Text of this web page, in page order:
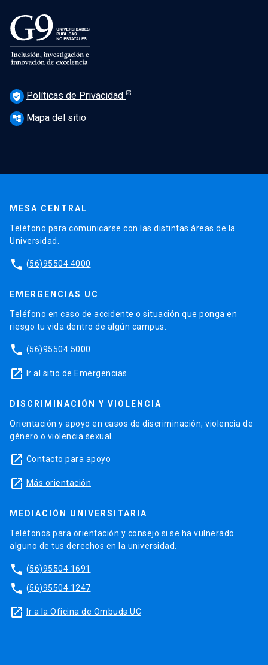
verified_user Políticas de Privacidad
account_tree Mapa del sitio
MESA CENTRAL
Teléfono para comunicarse con las distintas áreas de la
Universidad.
phone (56)95504 4000
EMERGENCIAS UC
Teléfono en caso de accidente o situación que ponga en
riesgo tu vida dentro de algún campus.
phone (56)95504 5000
launch Ir al sitio de Emergencias
DISCRIMINACIÓN Y VIOLENCIA
Orientación y apoyo en casos de discriminación, violencia de
género o violencia sexual.
launch Contacto para apoyo
launch Más orientación
MEDIACIÓN UNIVERSITARIA
Teléfonos para orientación y consejo si se ha vulnerado
alguno de tus derechos en la universidad.
phone (56)95504 1691
phone (56)95504 1247
launch Ir a la Oficina de Ombuds UC